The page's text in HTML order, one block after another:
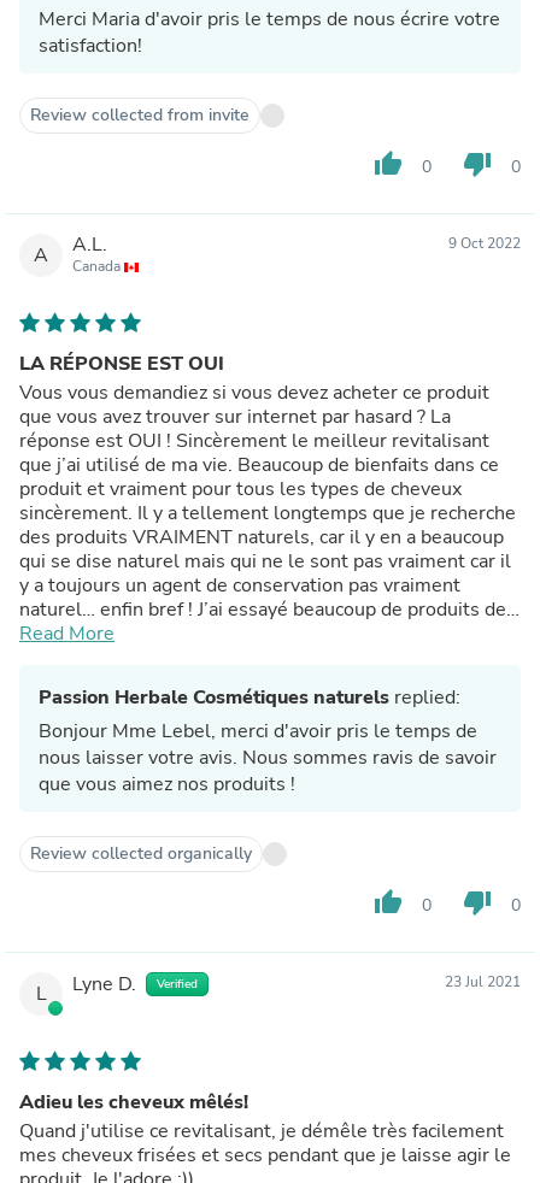
Merci Maria d'avoir pris le temps de nous écrire votre
satisfaction!
Review collected from invite
thumb_up 0 thumb_down 0
A A.L.
Canada
9 Oct 2022
LA RÉPONSE EST OUI
Vous vous demandiez si vous devez acheter ce produit
que vous avez trouver sur internet par hasard ? La
réponse est OUI ! Sincèrement le meilleur revitalisant
que j’ai utilisé de ma vie. Beaucoup de bienfaits dans ce
produit et vraiment pour tous les types de cheveux
sincèrement. Il y a tellement longtemps que je recherche
des produits VRAIMENT naturels, car il y en a beaucoup
qui se dise naturel mais qui ne le sont pas vraiment car il
y a toujours un agent de conservation pas vraiment
naturel… enfin bref ! J’ai essayé beaucoup de produits de
passion herbale et je vous les recommande tous !
sentent bons, la réponse est aussi OUI ! Ils ne sentent
pas bizarre parce que se sont des produits naturels, ils
sentent tout simplement le paradis !
Read More
Passion Herbale Cosmétiques naturels replied:
Bonjour Mme Lebel, merci d'avoir pris le temps de
nous laisser votre avis. Nous sommes ravis de savoir
que vous aimez nos produits !
Review collected organically
thumb_up 0 thumb_down 0
L Lyne D. Verified 23 Jul 2021
Adieu les cheveux mêlés!
Quand j'utilise ce revitalisant, je démêle très facilement
mes cheveux frisées et secs pendant que je laisse agir le